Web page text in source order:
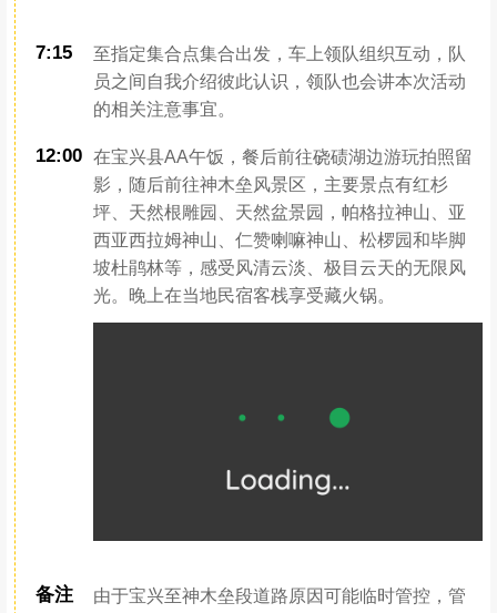
7:15
至指定集合点集合出发，车上领队组织互动，队
员之间自我介绍彼此认识，领队也会讲本次活动
的相关注意事宜。
12:00
在宝兴县AA午饭，餐后前往硗碛湖边游玩拍照留
影，随后前往神木垒风景区，主要景点有红杉
坪、天然根雕园、天然盆景园，帕格拉神山、亚
西亚西拉姆神山、仁赞喇嘛神山、松椤园和毕脚
坡杜鹃林等，感受风清云淡、极目云天的无限风
光。晚上在当地民宿客栈享受藏火锅。
备注
由于宝兴至神木垒段道路原因可能临时管控，管